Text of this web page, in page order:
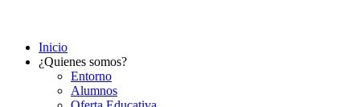
Inicio
¿Quienes somos?
Entorno
Alumnos